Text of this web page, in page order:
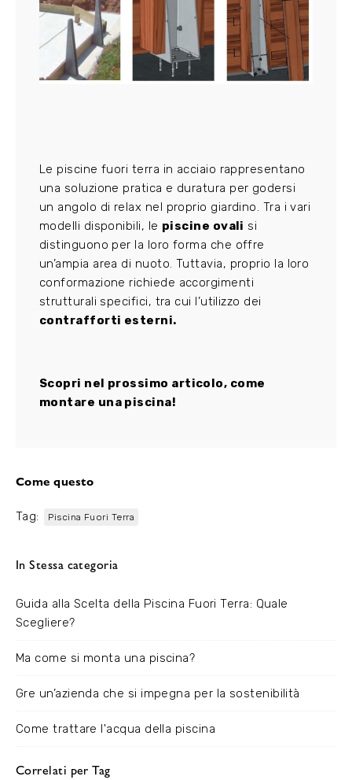
Le piscine fuori terra in acciaio rappresentano
una soluzione pratica e duratura per godersi
un angolo di relax nel proprio giardino. Tra i vari
modelli disponibili, le piscine ovali si
distinguono per la loro forma che offre
un’ampia area di nuoto. Tuttavia, proprio la loro
conformazione richiede accorgimenti
strutturali specifici, tra cui l’utilizzo dei
contrafforti esterni.
Scopri nel prossimo articolo, come
montare una piscina!
Come questo
Tag: Piscina Fuori Terra
In Stessa categoria
Guida alla Scelta della Piscina Fuori Terra: Quale
Scegliere?
Ma come si monta una piscina?
Gre un’azienda che si impegna per la sostenibilità
Come trattare l'acqua della piscina
Correlati per Tag